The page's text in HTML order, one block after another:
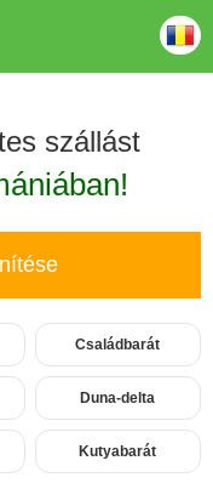
szállást
Családbarát
Duna-delta
Kutyabarát